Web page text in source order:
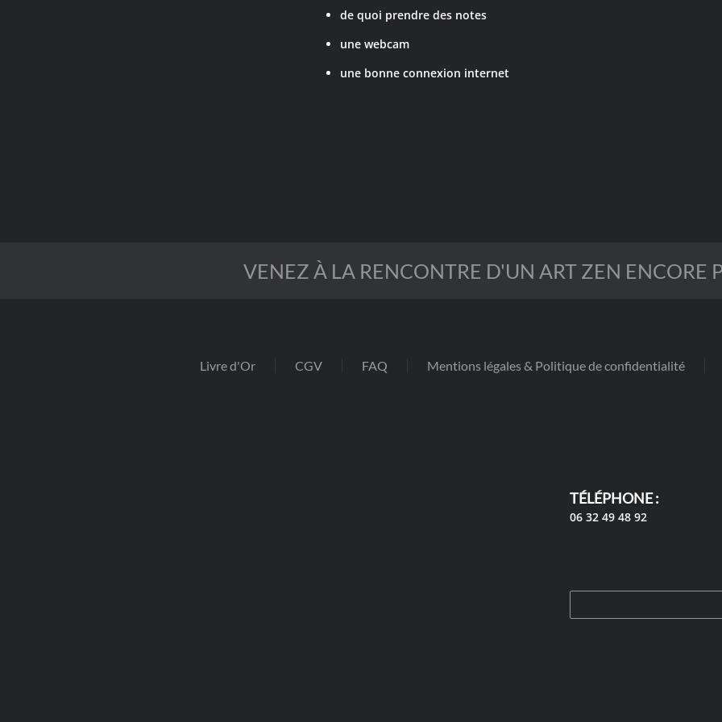
de quoi prendre des notes
une webcam
une bonne connexion internet
VENEZ À LA RENCONTRE D'UN ART ZEN ENCORE
Livre d'Or CGV FAQ Mentions légales & Politique de confidentialité
TÉLÉPHONE :
06 32 49 48 92